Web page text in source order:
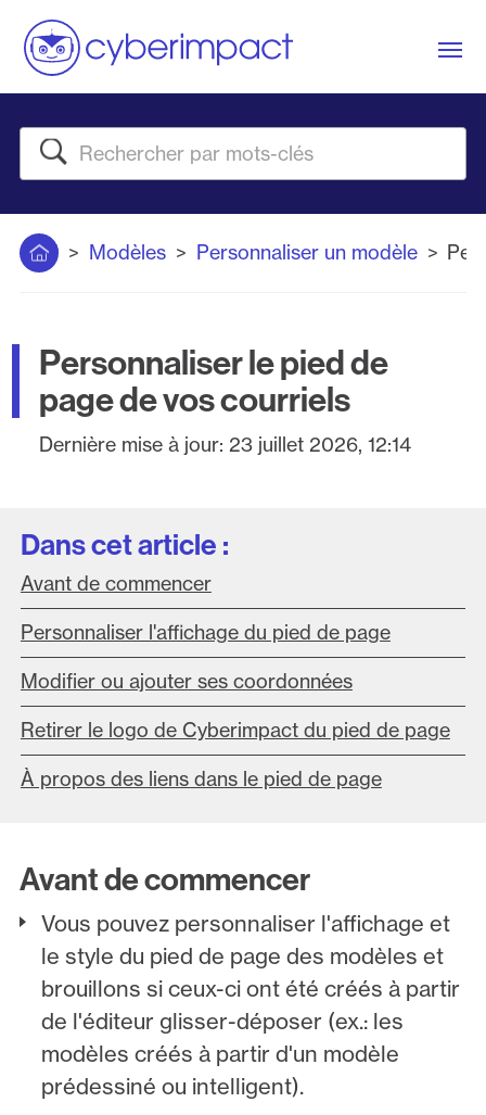
Rechercher
Accueil Modèles Personnaliser un modèle
Personnaliser le pied de
page de vos courriels
Dernière mise à jour: 23 juillet 2026, 12:14
Dans cet article :
Avant de commencer
Personnaliser l'affichage du pied de page
Modifier ou ajouter ses coordonnées
Retirer le logo de Cyberimpact du pied de page
À propos des liens dans le pied de page
Avant de commencer
Vous pouvez personnaliser l'affichage et
le style du pied de page des modèles et
brouillons si ceux-ci ont été créés à partir
de l'éditeur glisser-déposer (ex.: les
modèles créés à partir d'un modèle
prédessiné ou intelligent).